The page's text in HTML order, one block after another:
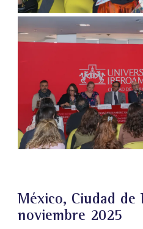
México, Ciudad
noviembre 2025